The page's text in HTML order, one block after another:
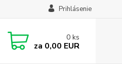
Prihlásenie
0 ks
za 0,00 EUR